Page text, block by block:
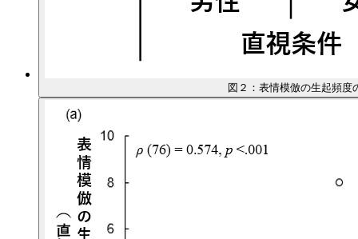
図２：表情模倣の生起頻